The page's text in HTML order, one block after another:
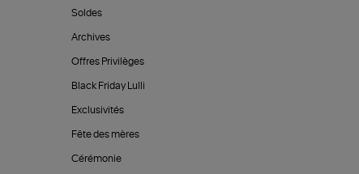
Soldes
Archives
Offres Privilèges
Black Friday Lulli
Exclusivités
Fête des mères
Cérémonie